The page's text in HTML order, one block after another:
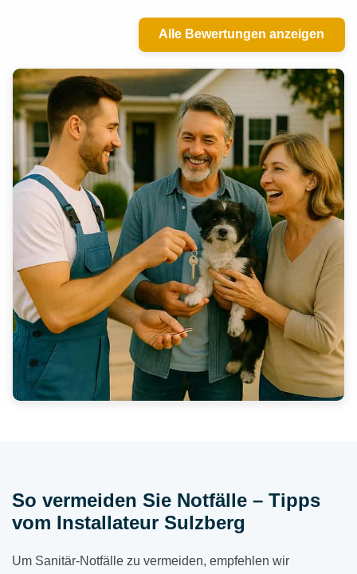
Alle Bewertungen anzeigen
So vermeiden Sie Notfälle – Tipps
vom Installateur Sulzberg
Um Sanitär-Notfälle zu vermeiden, empfehlen wir